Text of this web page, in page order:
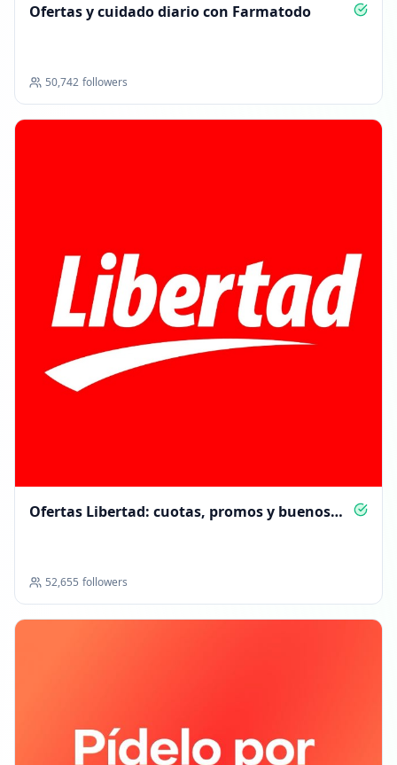
Ofertas y cuidado diario con Farmatodo
50,742 followers
Ofertas Libertad: cuotas, promos y buenos
52,655 followers